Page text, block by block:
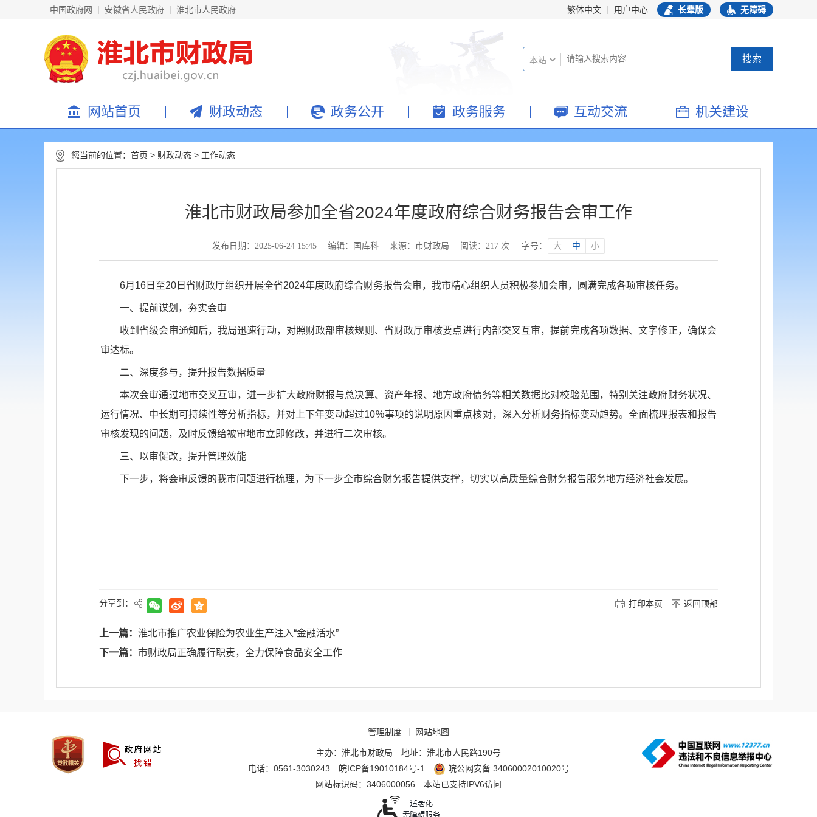
中国政府网 安徽省人民政府 淮北市人民政府 繁体中文 用户中心 长辈版 无障碍
网站首页 财政动态 政务公开 政务服务 互动交流 机关建设
您当前的位置： 首页 > 财政动态 > 工作动态
淮北市财政局参加全省2024年度政府综合财务报告会审工作
发布日期：2025-06-24 15:45 编辑：国库科 来源：市财政局 阅读： 217 次 字号： 大 中 小
6月16日至20日省财政厅组织开展全省2024年度政府综合财务报告会审，我市精心组织人员积极参加会审，圆满完成各项审核任务。
一、提前谋划，夯实会审
收到省级会审通知后，我局迅速行动，对照财政部审核规则、省财政厅审核要点进行内部交叉互审，提前完成各项数据、文字修正，确保会
审达标。
二、深度参与，提升报告数据质量
本次会审通过地市交叉互审，进一步扩大政府财报与总决算、资产年报、地方政府债务等相关数据比对校验范围，特别关注政府财务状况、
运行情况、中长期可持续性等分析指标，并对上下年变动超过10％事项的说明原因重点核对，深入分析财务指标变动趋势。全面梳理报表和报告
审核发现的问题，及时反馈给被审地市立即修改，并进行二次审核。
三、以审促改，提升管理效能
下一步，将会审反馈的我市问题进行梳理，为下一步全市综合财务报告提供支撑，切实以高质量综合财务报告服务地方经济社会发展。
分享到： 打印本页 返回顶部
上一篇： 淮北市推广农业保险为农业生产注入“金融活水”
下一篇： 市财政局正确履行职责，全力保障食品安全工作
管理制度 网站地图
主办：淮北市财政局
地址：淮北市人民路190号
电话：0561-3030243
皖ICP备19010184号-1
皖公网安备 34060002010020号
网站标识码：3406000056
本站已支持IPV6访问